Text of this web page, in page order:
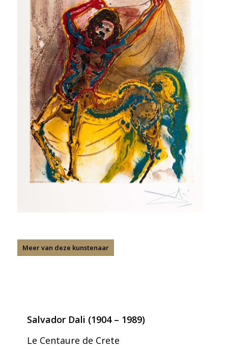
Meer van deze kunstenaar
Salvador Dali (1904 – 1989)
Le Centaure de Crete